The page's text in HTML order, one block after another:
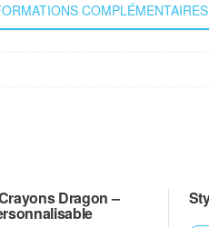
COMPLÉMENTAIRES
Dragon –